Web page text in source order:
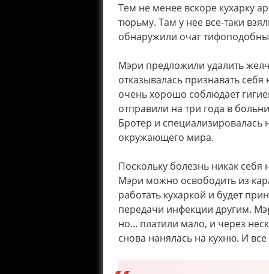
Тем не менее вскоре кухарку
тюрьму. Там у нее все-таки
обнаружили очаг
Мэри предложили удалить
отказывалась признавать
очень хорошо соблюдает
отправили на три года в
Бротер и
окружающего мира.
Поскольку болезнь никак
Мэри можно освободить из
работать кухаркой и будет
передачи инфекции другим.
но... платили мало, и через
снова нанялась на кухню. И